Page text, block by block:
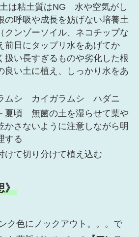
は粘土質はNG 水や空気がし
の呼吸や成長を妨げない培養土
クンゾーソイル、ネコチップな
日にタップリ水をあげてか
扱い長すぎるものや劣化した根
良い土に植え、しっかり水をあ
ムシ カイガラムシ ハダニ
夏頃 無菌の土を湿らせて葉や
かさないように注意しながら明
する
けて切り分けて植え込む
》
ク色にノックアウト。。。で